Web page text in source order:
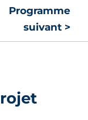
Programme
suivant >